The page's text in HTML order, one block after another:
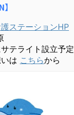
ステーションHP
テライト設立予定
は こちらから